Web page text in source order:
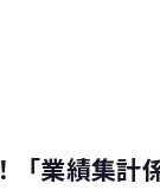
「業績集